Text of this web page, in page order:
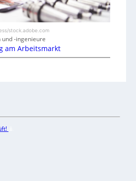
stock.adobe.com
-ingenieure
am Arbeitsmarkt